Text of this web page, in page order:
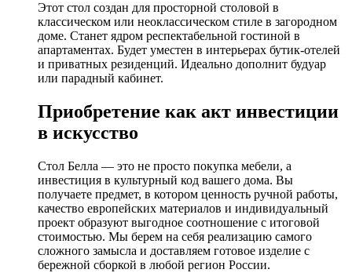
Этот стол создан для просторной столовой в
классическом или неоклассическом стиле в загородном
доме. Станет ядром респектабельной гостиной в
апартаментах. Будет уместен в интерьерах бутик-отелей
и приватных резиденций. Идеально дополнит будуар
или парадный кабинет.
Приобретение как акт инвестиции
в искусство
Стол Белла — это не просто покупка мебели, а
инвестиция в культурный код вашего дома. Вы
получаете предмет, в котором ценность ручной работы,
качество европейских материалов и индивидуальный
проект образуют выгодное соотношение с итоговой
стоимостью. Мы берем на себя реализацию самого
сложного замысла и доставляем готовое изделие с
бережной сборкой в любой регион России.